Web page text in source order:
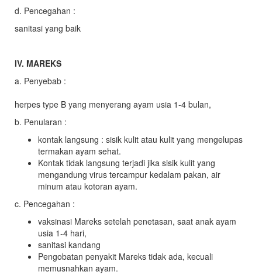
d. Pencegahan :
sanitasi yang baik
IV. MAREKS
a. Penyebab :
herpes type B yang menyerang ayam usia 1-4 bulan,
b. Penularan :
kontak langsung : sisik kulit atau kulit yang mengelupas
termakan ayam sehat.
Kontak tidak langsung terjadi jika sisik kulit yang
mengandung virus tercampur kedalam pakan, air
minum atau kotoran ayam.
c. Pencegahan :
vaksinasi Mareks setelah penetasan, saat anak ayam
usia 1-4 hari,
sanitasi kandang
Pengobatan penyakit Mareks tidak ada, kecuali
memusnahkan ayam.